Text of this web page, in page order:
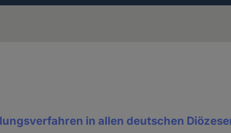
in allen deutschen